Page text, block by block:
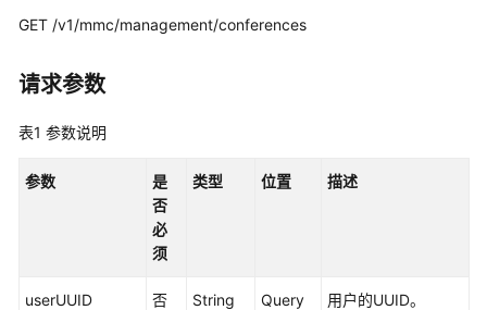
买
南
快
入
门
员
GET /v1/mmc/management/conferences
请求参数
表1 参数说明
参数
是
否
必
须
类型 位置 描述
userUUID 否 String Query 用户的UUID。